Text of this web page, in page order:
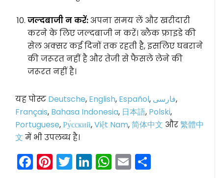
जल्दबाजी न करें:अपना समय लें और खरीदारी
करने के लिए जल्दबाजी न करें। ब्लैक फ्राइडे की
सेल अक्सर कई दिनों तक रहती है, इसलिए घबराने
की जरूरत नहीं है और तेजी से फैसले लेने की
जरूरत नहीं है।
यह पोस्ट Deutsche, English, Español, فارسی,
Français, Bahasa Indonesia, 日本語, Polski,
Portuguese,Ру́сский,Việt Nam,简体中文 और繁體中
文 में भी उपलब्ध है।
Facebook
Pinterest
Twitter
LinkedIn
WhatsApp
Email